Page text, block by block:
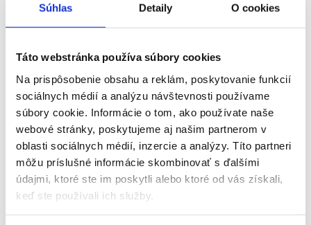
Súhlas Detaily O cookies
Táto webstránka používa súbory cookies
Na prispôsobenie obsahu a reklám, poskytovanie funkcií
sociálnych médií a analýzu návštevnosti používame
súbory cookie. Informácie o tom, ako používate naše
webové stránky, poskytujeme aj našim partnerom v
oblasti sociálnych médií, inzercie a analýzy. Títo partneri
môžu príslušné informácie skombinovať s ďalšími
údajmi, ktoré ste im poskytli alebo ktoré od vás získali,
keď ste používali ich služby.
Dá sa darčekový poukaz využiť na objednávku
zájazdov aj vstupeniek?
Je nutné použiť celý darčekový poukaz naraz?
Čo ak cena objednávky presiahne hodnotu
darčekového poukazu?
Aký je spôsob doručenia darčekového poukazu?